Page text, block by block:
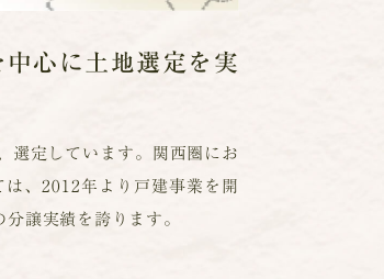
心に土地選定を実
選定しています。関西圏にお
、2012年より戸建事業を開
譲実績を誇ります。